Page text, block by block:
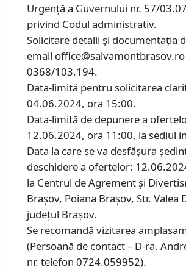
Urgență a Guvernului nr. 57/
privind Codul administrativ.
Solicitare detalii și documentația
email
0368/103.194.
Data-limită pentru solicitarea
04.06.2024, ora 15:00.
Data-limită de depunere a
12.06.2024, ora 11:00, la sediul
Data la care se va desfășura
deschidere a ofertelor:
la Centrul de Agrement și
Brașov, Poiana Brașov, Str. Valea
județul Brașov.
Se recomandă vizitarea
(Persoană de contact – D-ra.
nr. telefon 0724.059952).